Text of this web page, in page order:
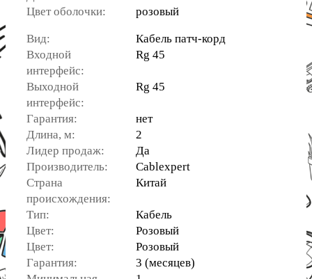
Цвет оболочки:
розовый
Вид:
Кабель патч-корд
Входной
интерфейс:
Rg 45
Выходной
интерфейс:
Rg 45
Гарантия:
нет
Длина, м:
2
Лидер продаж:
Да
Производитель:
Cablexpert
Страна
происхождения:
Китай
Тип:
Кабель
Цвет:
Розовый
Цвет:
Розовый
Гарантия:
3 (месяцев)